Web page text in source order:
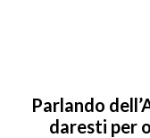
Parlando
daresti per